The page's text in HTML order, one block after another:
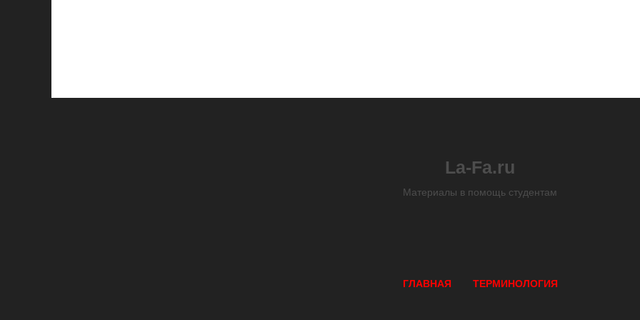
La-Fa.ru
Материалы в помощь студентам
ГЛАВНАЯ ТЕРМИНОЛОГИЯ